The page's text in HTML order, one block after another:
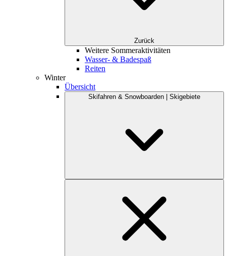
Zurück
Weitere Sommeraktivitäten
Wasser- & Badespaß
Reiten
Winter
Übersicht
Skifahren & Snowboarden | Skigebiete